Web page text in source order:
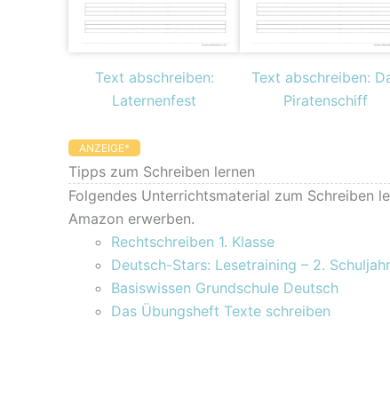
Text abschreiben:
Laternenfest
Text abschreiben:
Piratenschiff
ANZEIGE*
Tipps zum Schreiben lernen
Folgendes Unterrichtsmaterial zum Schreiben
Amazon erwerben.
Rechtschreiben 1. Klasse
Deutsch-Stars: Lesetraining – 2. Schuljahr
Basiswissen Grundschule Deutsch
Das Übungsheft Texte schreiben